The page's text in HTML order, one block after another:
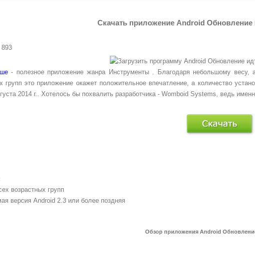
Скачать приложение Android
893
- полезное приложение жанра Инструменты. Благодаря небольшому весу,
это приложение окажет положительное впечатление, а количество
2014 г.. Хотелось бы похвалить разработчика - Womboid Systems, ведь
возрастных групп
версия Android 2.3 или более поздняя
Обзор приложения Android